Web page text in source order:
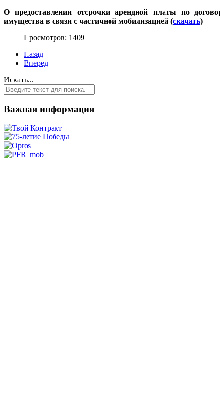
О предоставлении отсрочки арендной платы по
имущества в связи с частичной мобилизацией (скачать)
Просмотров: 1409
Назад
Вперед
Искать...
Важная информация